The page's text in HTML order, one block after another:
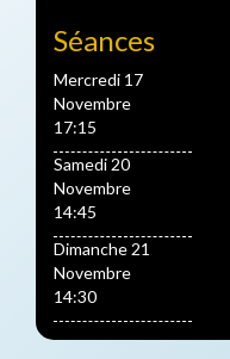
Séances
Mercredi 17
Novembre
17:15
Samedi 20
Novembre
14:45
Dimanche 21
Novembre
14:30